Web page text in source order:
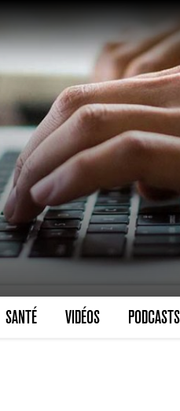
SANTÉ VIDÉOS PODCASTS
VARICES
30 mai 2023
SCANNER, IRM,
18 juil 2022